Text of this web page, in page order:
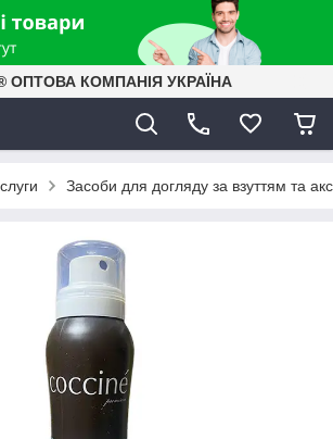
ОПТОВА КОМПАНІЯ УКРАЇНА
Засоби для догляду за взуттям та